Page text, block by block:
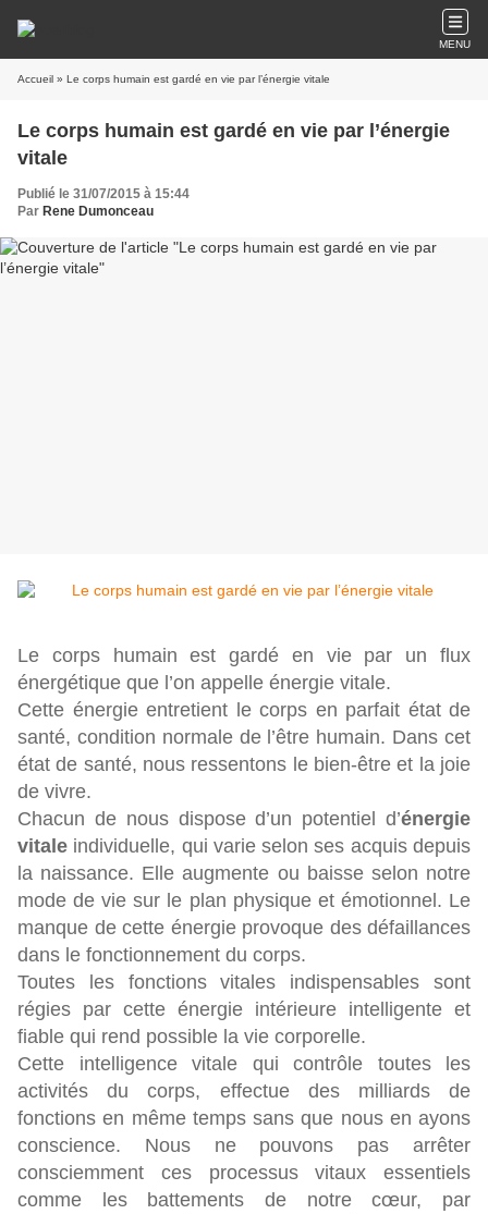
MENU
Accueil » Le corps humain est gardé en vie par l’énergie vitale
Le corps humain est gardé en vie par l’énergie
vitale
Publié le 31/07/2015 à 15:44
Par Rene Dumonceau
Le corps humain est gardé en vie par un flux
énergétique que l’on appelle énergie vitale.
Cette énergie entretient le corps en parfait état de
santé, condition normale de l’être humain. Dans cet
état de santé, nous ressentons le bien-être et la joie
de vivre.
Chacun de nous dispose d’un potentiel d’énergie
vitale individuelle, qui varie selon ses acquis depuis
la naissance. Elle augmente ou baisse selon notre
mode de vie sur le plan physique et émotionnel. Le
manque de cette énergie provoque des défaillances
dans le fonctionnement du corps.
Toutes les fonctions vitales indispensables sont
régies par cette énergie intérieure intelligente et
fiable qui rend possible la vie corporelle.
Cette intelligence vitale qui contrôle toutes les
activités du corps, effectue des milliards de
fonctions en même temps sans que nous en ayons
conscience. Nous ne pouvons pas arrêter
consciemment ces processus vitaux essentiels
comme les battements de notre cœur, par